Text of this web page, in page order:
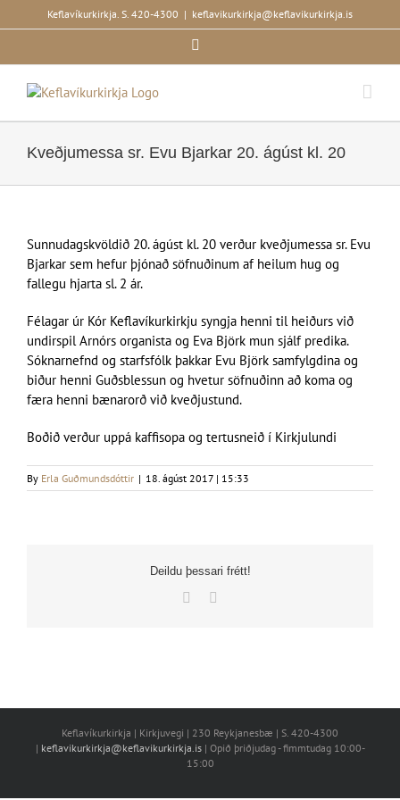
to
Keflavíkurkirkja. S. 420-4300 | keflavikurkirkja@keflavikurkirkja.is
Kveðjumessa sr. Evu Bjarkar 20. ágúst kl. 20
Sunnudagskvöldið 20. ágúst kl. 20 verður kveðjumessa sr. Evu
Bjarkar sem hefur þjónað söfnuðinum af heilum hug og
fallegu hjarta sl. 2 ár.
Félagar úr Kór Keflavíkurkirkju syngja henni til heiðurs við
undirspil Arnórs organista og Eva Björk mun sjálf predika.
Sóknarnefnd og starfsfólk þakkar Evu Björk samfylgdina og
biður henni Guðsblessun og hvetur söfnuðinn að koma og
færa henni bænarorð við kveðjustund.
Boðið verður uppá kaffisopa og tertusneið í Kirkjulundi
By Erla Guðmundsdóttir | 18. ágúst 2017 | 15:33
Deildu þessari frétt!
Facebook
Keflavíkurkirkja | Kirkjuvegi | 230 Reykjanesbæ | S. 420-4300
| keflavikurkirkja@keflavikurkirkja.is| Opið þriðjudag - fimmtudag 10:00-
15:00